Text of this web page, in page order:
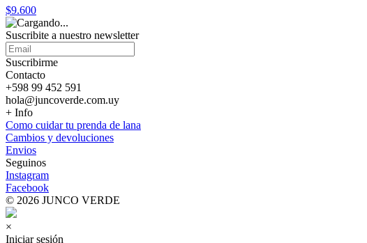
$9.600
Suscribite a nuestro newsletter
Suscribirme
Contacto
+598 99 452 591
hola@juncoverde.com.uy
+ Info
Como cuidar tu prenda de lana
Cambios y devoluciones
Envios
Seguinos
Instagram
Facebook
© 2026 JUNCO VERDE
×
Iniciar sesión